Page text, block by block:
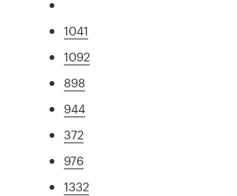
1041
1092
898
944
372
976
1332